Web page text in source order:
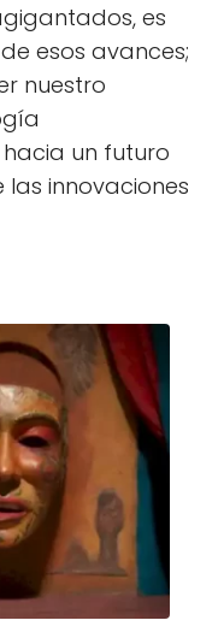
es
esos avances;
nuestro
un futuro
las innovaciones